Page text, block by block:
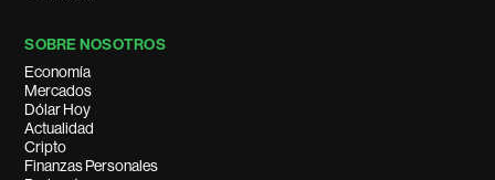
SOBRE NOSOTROS
Economía
Mercados
Dólar Hoy
Actualidad
Cripto
Finanzas Personales